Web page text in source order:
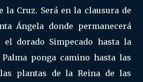
la Cruz. Será en la clausura de
Ángela donde permanecerá
el dorado Simpecado hasta la
ponga camino hasta las
plantas de la Reina de las